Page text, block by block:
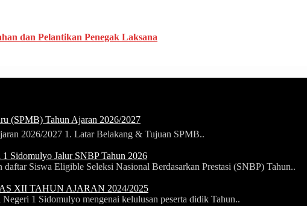
dan Pelantikan Penegak Laksana
(SPMB) Tahun Ajaran 2026/2027
2026/2027 1. Latar Belakang & Tujuan SPMB..
Sidomulyo Jalur SNBP Tahun 2026
Siswa Eligible Seleksi Nasional Berdasarkan Prestasi (SNBP) Tahun..
XII TAHUN AJARAN 2024/2025
1 Sidomulyo mengenai kelulusan peserta didik Tahun..